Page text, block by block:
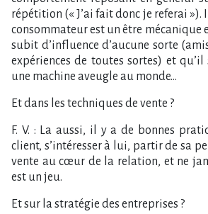
répétition (« J’ai fait donc je referai »).
consommateur est un être mécanique
subit d’influence d’aucune sorte
expériences de toutes sortes) et qu’il
une machine aveugle au monde…
Et dans les techniques de vente ?
F. V. : La aussi, il y a de bonnes
client, s’intéresser à lui, partir de sa
vente au cœur de la relation, et ne
est un jeu.
Et sur la stratégie des entreprises ?